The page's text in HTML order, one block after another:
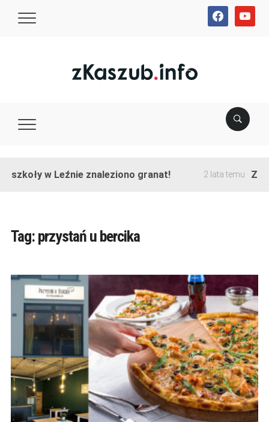
facebookyoutube
szkoły w Leźnie znaleziono granat! 2 lata temu
Tag: przystań u bercika